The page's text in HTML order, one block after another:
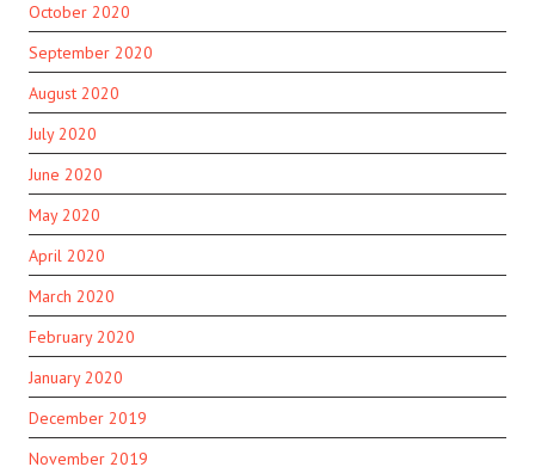
October 2020
September 2020
August 2020
July 2020
June 2020
May 2020
April 2020
March 2020
February 2020
January 2020
December 2019
November 2019